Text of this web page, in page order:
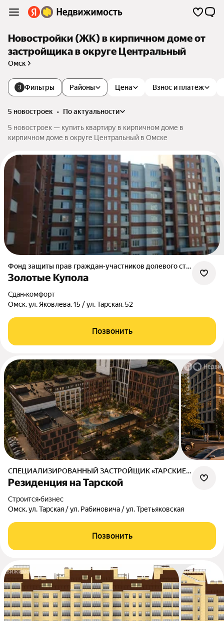
Новостройки (ЖК) в кирпичном доме от
застройщика в округе Центральный
Омск
3 Фильтры Цена Взнос и платёж
Районы
5 новостроек •
по актуальности
5 новостроек — купить квартиру в кирпичном доме в
кирпичном доме в округе Центральный в Омске
Фонд защиты прав граждан-участников долевого строительства Омской области
Золотые Купола
Сдан•комфорт
Омск, ул. Яковлева, 15 / ул. Тарская, 52
Позвонить
СПЕЦИАЛИЗИРОВАННЫЙ ЗАСТРОЙЩИК «ТАРСКИЕ КОЛОКОЛА»
Резиденция на Тарской
Строится•бизнес
Омск, ул. Тарская / ул. Рабиновича / ул. Третьяковская
Позвонить